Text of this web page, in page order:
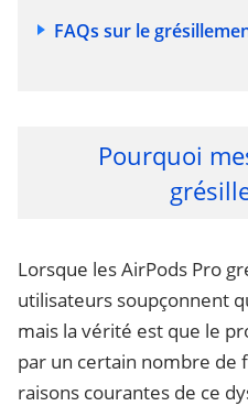
FAQs sur le
Pourquoi
Lorsque les AirPods Pro
utilisateurs soupçonnent
mais la vérité est que le
par un certain nombre de
raisons courantes de ce